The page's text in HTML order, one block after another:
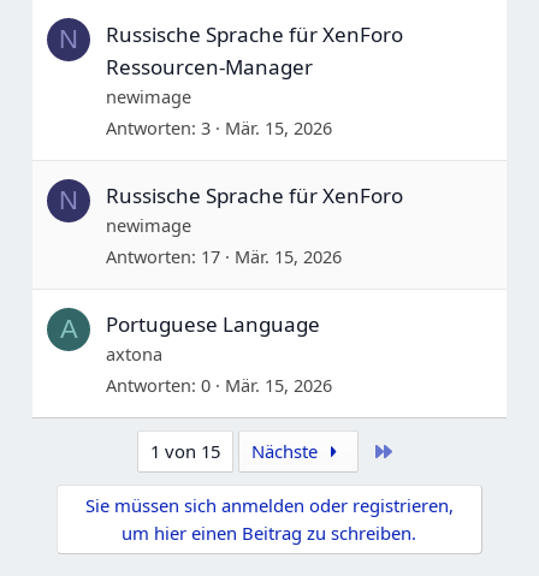
N
Russische Sprache für XenForo
Ressourcen-Manager
newimage
Antworten 3 Mär. 15, 2026
N Russische Sprache für XenForo
newimage
Antworten 17 Mär. 15, 2026
A Portuguese Language
axtona
Antworten 0 Mär. 15, 2026
1 von 15 Nächste
Sie müssen sich anmelden oder registrieren,
um hier einen Beitrag zu schreiben.